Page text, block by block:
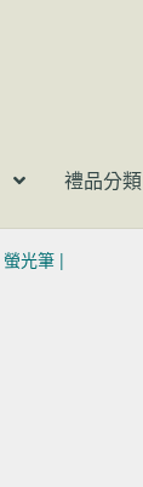
禮品分類
螢光筆|